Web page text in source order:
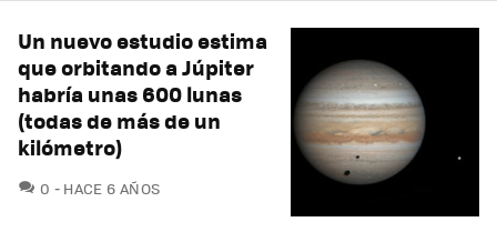
Un nuevo estudio estima
que orbitando a Júpiter
habría unas 600 lunas
(todas de más de un
kilómetro)
0 COMENTARIOS
HACE 6 AÑOS